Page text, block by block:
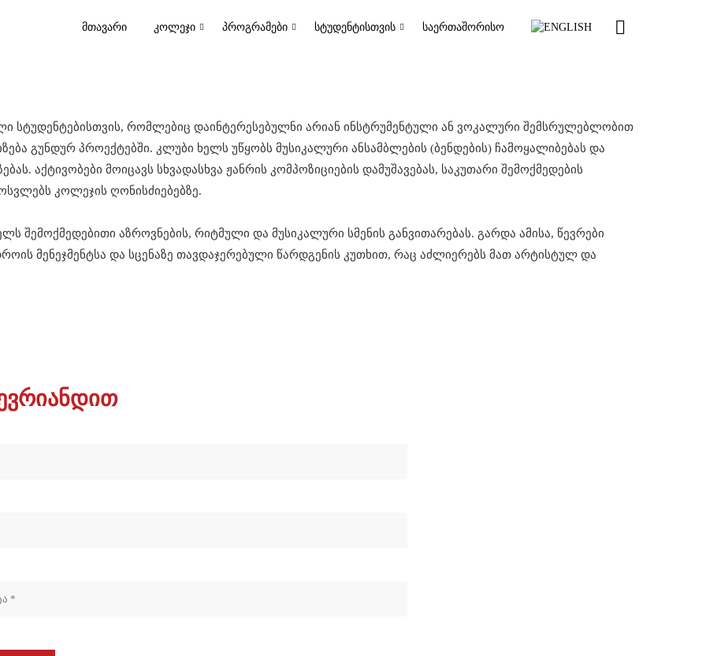
ᲛᲗᲐᲕᲐᲠᲘ ᲙᲝᲚᲔᲯᲘ ᲞᲠᲝᲒᲠᲐᲛᲔᲑᲘ ᲡᲢᲣᲓᲔᲜᲢᲘᲡᲗᲕᲘᲡ ᲡᲐᲔᲠᲗᲐᲨᲝᲠᲘᲡᲝ
სტუდენტებისთვის, რომლებიც დაინტერესებულნი არიან ინსტრუმენტული ან ვოკალური შემსრულებლობით
გუნდურ პროექტებში. კლუბი ხელს უწყობს მუსიკალური ანსამბლების (ბენდების) ჩამოყალიბებას და
აქტივობები მოიცავს სხვადასხვა ჟანრის კომპოზიციების დამუშავებას, საკუთარი შემოქმედების
კოლეჯის ღონისძიებებზე.
შემოქმედებითი აზროვნების, რიტმული და მუსიკალური სმენის განვითარებას. გარდა ამისა, წევრები
მენეჯმენტსა და სცენაზე თავდაჯერებული წარდგენის კუთხით, რაც აძლიერებს მათ არტისტულ და